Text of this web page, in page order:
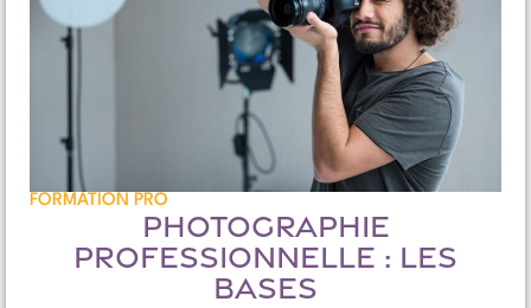
FORMATION PRO
PHOTOGRAPHIE
PROFESSIONNELLE : LES
BASES